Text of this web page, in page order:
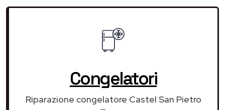
Congelatori
Riparazione congelatore Castel San Pietro